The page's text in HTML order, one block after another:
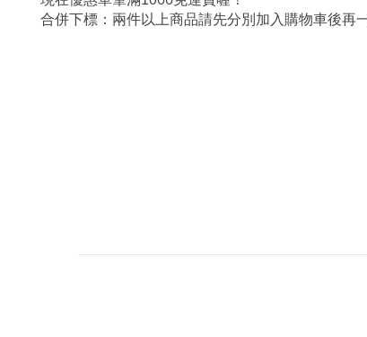
合併下標：兩件以上商品請先分別加入購物車後再